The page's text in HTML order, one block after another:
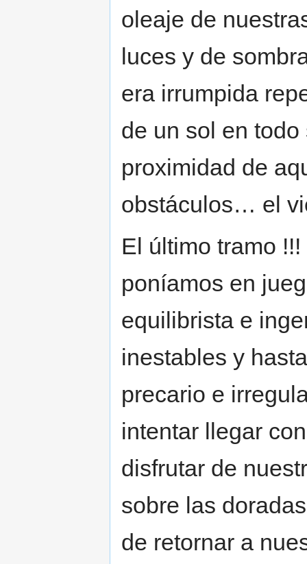
oleaje de
luces y de
era irrumpida
de un sol en
proximidad de
obstáculos… el
El último tramo
poníamos en
equilibrista e
inestables y
precario e
intentar llegar
disfrutar de
sobre las
de retornar a